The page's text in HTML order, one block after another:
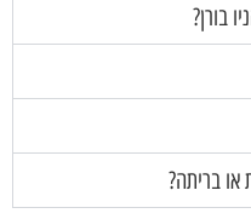
בורן?
או בריתה?